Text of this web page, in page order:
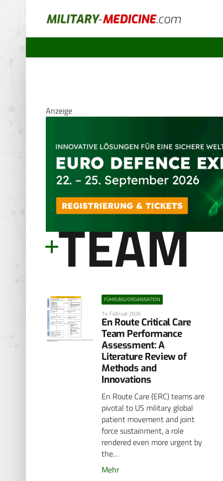
Anzeige
TEAM
FÜHRUNG/ORGANISATION
14. Februar 2026
En Route Critical Care
Team Performance
Assessment: A
Literature Review of
Methods and
Innovations
En Route Care (ERC) teams are
pivotal to US military global
patient movement and joint
force sustainment, a role
rendered even more urgent by
the…
Mehr